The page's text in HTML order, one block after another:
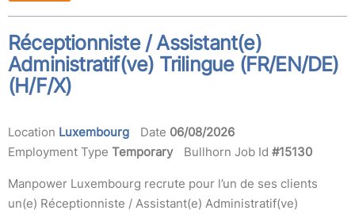
Réceptionniste / Assistant(e)
Administratif(ve) Trilingue (FR/EN/DE)
(H/F/X)
Location Luxembourg Date 06/08/2026
Employment Type Temporary Bullhorn Job Id #15130
Manpower Luxembourg recrute pour l’un de ses clients
un(e) Réceptionniste / Assistant(e) Administratif(ve)